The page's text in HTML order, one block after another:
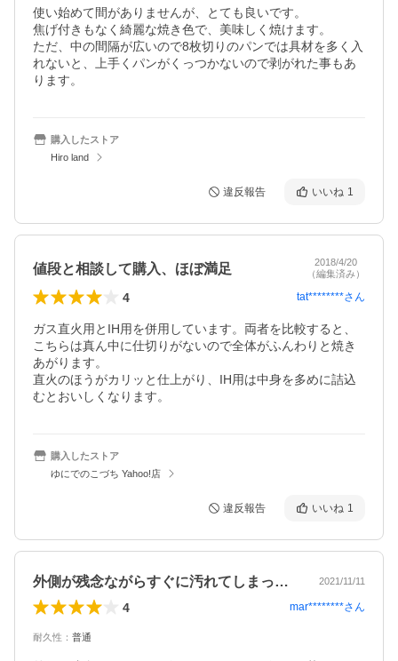
使い始めて間がありませんが、とても良いです。
焦げ付きもなく綺麗な焼き色で、美味しく焼けます。
ただ、中の間隔が広いので8枚切りのパンでは具材を多く入
れないと、上手くパンがくっつかないので剥がれた事もあ
ります。
購入したストア
Hiro land
違反報告 いいね 1
値段と相談して購入、ほぼ満足
2018/4/20
（編集済み）
4 tat********さん
ガス直火用とIH用を併用しています。両者を比較すると、
こちらは真ん中に仕切りがないので全体がふんわりと焼き
あがります。
直火のほうがカリッと仕上がり、IH用は中身を多めに詰込
むとおいしくなります。
購入したストア
ゆにでのこづち Yahoo!店
違反報告 いいね 1
外側が残念ながらすぐに汚れてしまって、… 2021/11/11
4 mar********さん
耐久性 ： 普通